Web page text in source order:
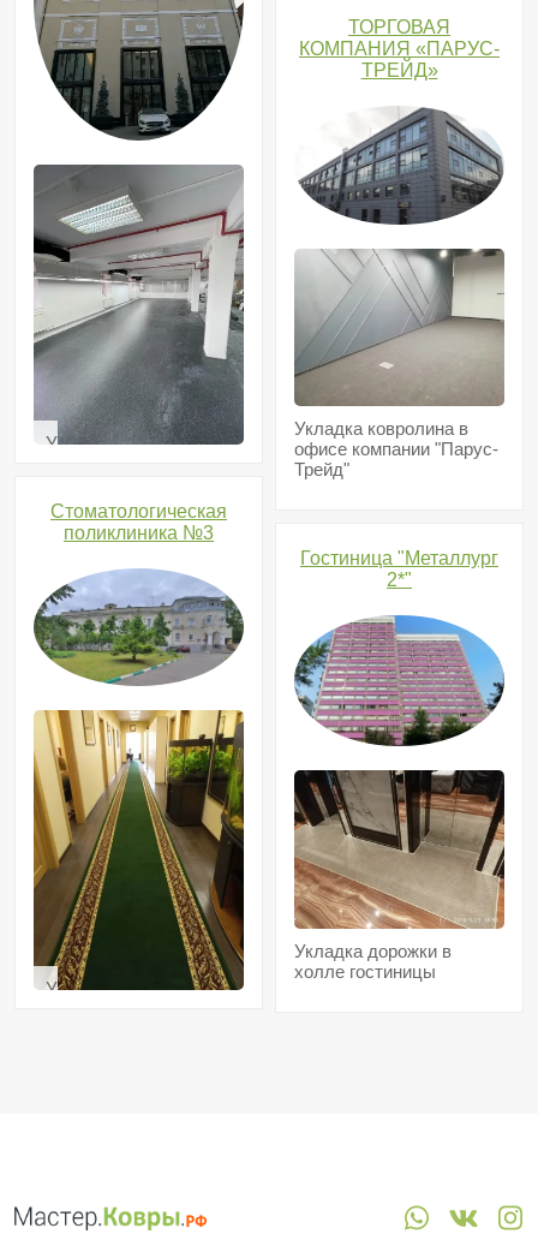
Укладка
холодильнике
меховых
изделий
Стоматологическая
поликлиника №3
Укладка
ТОРГОВАЯ
КОМПАНИЯ «ПАРУС-
ТРЕЙД»
Укладка ковролина в
офисе компании "Парус-
Трейд"
Гостиница "Металлург
2*"
Укладка дорожки в
холле гостиницы